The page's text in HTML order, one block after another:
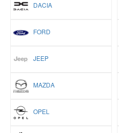
DACIA
FORD
JEEP
MAZDA
OPEL
Suzuki Ersatzteile
Toyota Ersatzteile
Vauxhall Ersatzteile